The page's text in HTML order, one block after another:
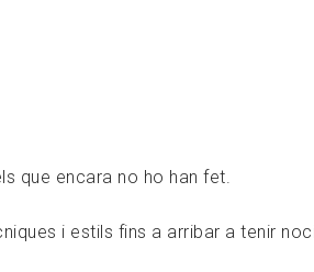
que encara no ho han fet.
i estils fins a arribar a tenir